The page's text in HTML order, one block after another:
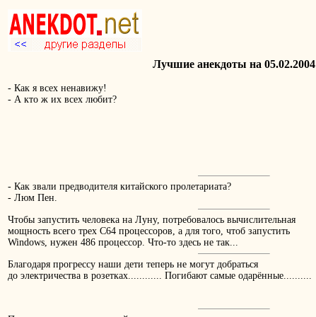
Лучшие анекдоты на 05.02.2004
- Как я всех ненавижу!
- А кто ж их всех любит?
- Как звали предводителя китайского пролетариата?
- Люм Пен.
Чтобы запустить человека на Луну, потребовалось вычислительная
мощность всего трех С64 процессоров, а для того, чтоб запустить
Windows, нужен 486 процессор. Что-то здесь не так...
Благодаря прогрессу наши дети теперь не могут добраться
до электричества в розетках............ Погибают самые одарённые..........